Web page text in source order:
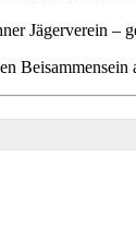
Jägerverein –